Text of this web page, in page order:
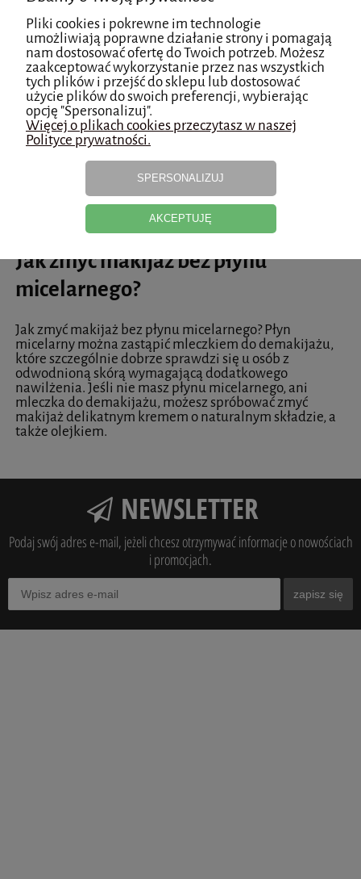
kosmetyki pozostałe po makijażu. Płyn micelarny
powinien stanowić pierwszy etap oczyszczania skóry.
Czy płyn micelarny jest szkodliwy?
Czy stosowanie płynu micelarnego może mieć
negatywne skutki uboczne? Płyn micelarny polecany
jest jako pierwszy etap oczyszczania skóry z makijażu.
Należy jednak pamiętać, że długotrwałe stosowanie
płynów micelarnych może skutkować problemami z pH
skóry, a także może wpłynąć na wysuszenie skóry.
Dlatego też należy pamiętać, że po zastosowaniu płynu
micelarnego należy umyć twarz, a także zastosować
Jak zmyć makijaż bez płynu
micelarnego?
Jak zmyć makijaż bez płynu micelarnego? Płyn
micelarny można zastąpić mleczkiem do demakijażu,
które szczególnie dobrze sprawdzi się u osób z
odwodnioną skórą wymagającą dodatkowego
nawilżenia. Jeśli nie masz płynu micelarnego, ani
mleczka do demakijażu, możesz spróbować zmyć
makijaż delikatnym kremem o naturalnym składzie, a
także olejkiem.
NEWSLETTER
Podaj swój adres e-mail, jeżeli chcesz otrzymywać informacje o nowościach
i promocjach.
zapisz się
Pliki cookies i pokrewne im technologie
umożliwiają poprawne działanie strony i pomagają
nam dostosować ofertę do Twoich potrzeb. Możesz
zaakceptować wykorzystanie przez nas wszystkich
tych plików i przejść do sklepu lub dostosować
użycie plików do swoich preferencji, wybierając
opcję "Spersonalizuj".
Więcej o plikach cookies przeczytasz w naszej
Polityce prywatności.
SPERSONALIZUJ
AKCEPTUJĘ